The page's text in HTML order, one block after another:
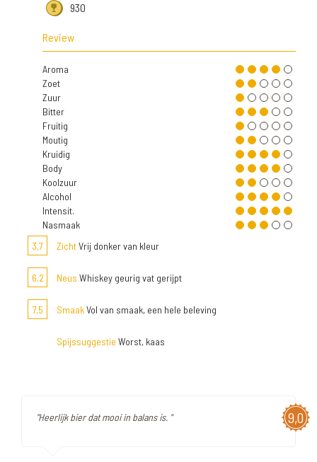
930
Review
Aroma
Zoet
Zuur
Bitter
Fruitig
Moutig
Kruidig
Body
Koolzuur
Alcohol
Intensit.
Nasmaak
3,7
ZichtVrij donker van kleur
6,2 Neus Whiskey geurig vat gerijpt
7,5 SmaakVol van smaak, een hele beleving
Spijssuggestie Worst, kaas
9,0
"Heerlijk bier dat mooi in balans is. "